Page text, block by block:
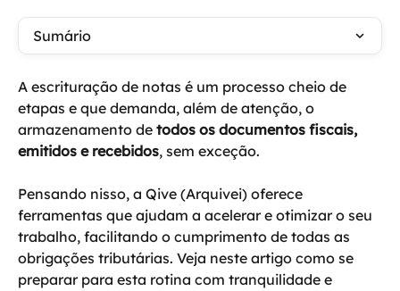
Sumário
A escrituração de notas é um processo cheio de
etapas e que demanda, além de atenção, o
armazenamento de todos os documentos fiscais,
emitidos e recebidos, sem exceção.
Pensando nisso, a Qive (Arquivei) oferece
ferramentas que ajudam a acelerar e otimizar o seu
trabalho, facilitando o cumprimento de todas as
obrigações tributárias. Veja neste artigo como se
preparar para esta rotina com tranquilidade e